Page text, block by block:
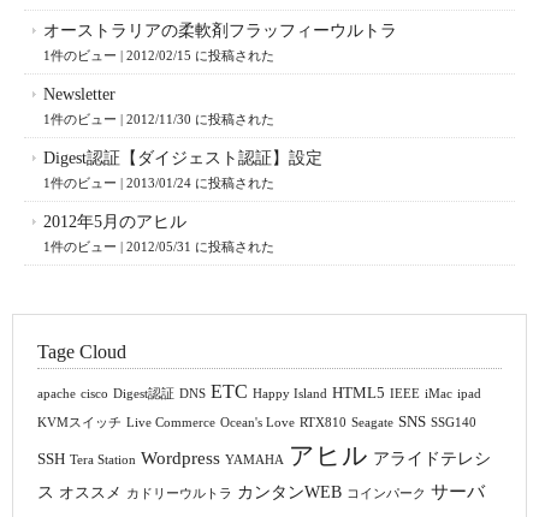
オーストラリアの柔軟剤フラッフィーウルトラ
1件のビュー | 2012/02/15 に投稿された
Newsletter
1件のビュー | 2012/11/30 に投稿された
Digest認証【ダイジェスト認証】設定
1件のビュー | 2013/01/24 に投稿された
2012年5月のアヒル
1件のビュー | 2012/05/31 に投稿された
Tage Cloud
apache cisco Digest認証 DNS ETC Happy Island HTML5 IEEE iMac ipad
KVMスイッチ Live Commerce Ocean's Love RTX810 Seagate SNS SSG140
SSH Tera Station Wordpress YAMAHA アヒル アライドテレシ
ス オススメ カドリーウルトラ カンタンWEB コインパーク サーバ